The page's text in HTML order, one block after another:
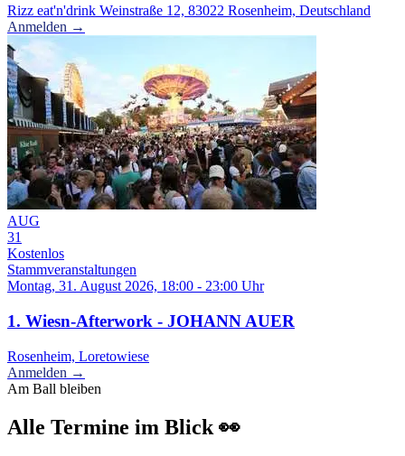
Rizz eat'n'drink Weinstraße 12, 83022 Rosenheim, Deutschland
Anmelden →
AUG
31
Kostenlos
Stammveranstaltungen
Montag, 31. August 2026, 18:00 - 23:00 Uhr
1. Wiesn-Afterwork - JOHANN AUER
Rosenheim, Loretowiese
Anmelden →
Am Ball bleiben
Alle Termine im Blick 👀